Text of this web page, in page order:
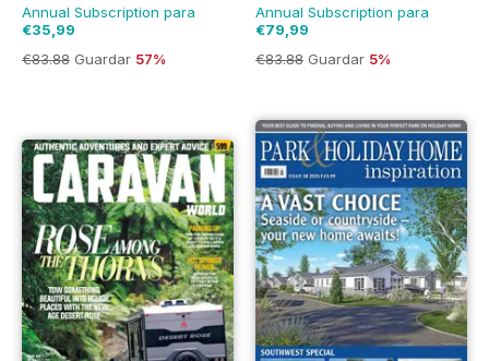
Annual Subscription para
€35,99
€83.88 Guardar 57%
Annual Subscription para
€79,99
€83.88 Guardar 5%